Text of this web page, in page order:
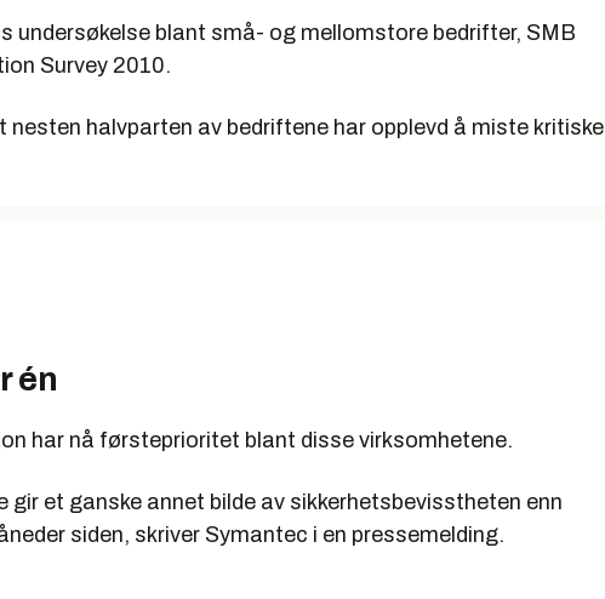
undersøkelse blant små- og mellomstore bedrifter, SMB
Survey 2010.
nesten halvparten av bedriftene har opplevd å miste kritiske
én
har nå førsteprioritet blant disse virksomhetene.
gir et ganske annet bilde av sikkerhetsbevisstheten enn
siden, skriver Symantec i en pressemelding.